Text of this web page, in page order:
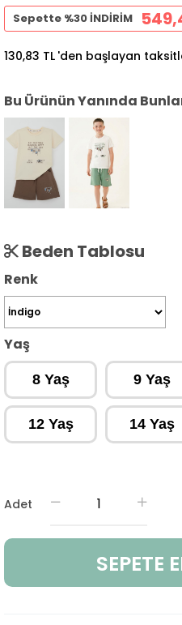
Sepette %30 İNDİRİM
130,83 TL 'den başlayan
Bu Ürünün Yanında
Beden Tablosu
Renk
Yaş
8 Yaş 9 Yaş
12 Yaş 14 Yaş
Adet